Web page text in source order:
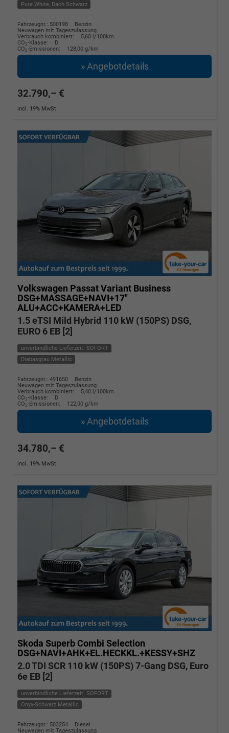
Pure White, Dach Schwarz
Fahrzeugnr.: 500198
Benzin
Neuwagen mit Tageszulassung
Verbrauch kombiniert:
5,60 l/100km
CO2-Klasse:
D
CO2-Emissionen: 128,00 g/km
» Angebotdetails
32.790,– €
incl. 19% MwSt.
Volkswagen Passat Variant Business
DSG+MASSAGE+NAVI+17"
ALU+ACC+KAMERA+LED
1.5 eTSI Mild Hybrid 110 kW (150PS) DSG,
EURO 6 EB [2]
unverbindliche Lieferzeit: SOFORT
Diabasgrau Metallic
Fahrzeugnr.: 491650
Benzin
Neuwagen mit Tageszulassung
Verbrauch kombiniert:
5,40 l/100km
CO2-Klasse:
D
CO2-Emissionen: 122,00 g/km
» Angebotdetails
34.780,– €
incl. 19% MwSt.
Skoda Superb Combi Selection
DSG+NAVI+AHK+EL.HECKKL.+KESSY+SHZ
2.0 TDI SCR 110 kW (150PS) 7-Gang DSG, Euro
6e EB [2]
unverbindliche Lieferzeit: SOFORT
Onyx-Schwarz Metallic
Fahrzeugnr.: 503254
Diesel
Neuwagen mit Tageszulassung